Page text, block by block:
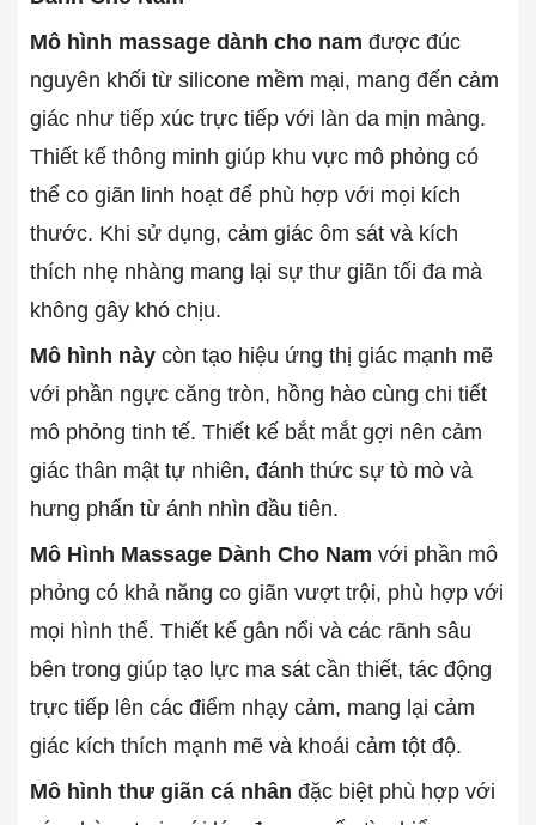
Mô hình massage dành cho nam được đúc
nguyên khối từ silicone mềm mại, mang đến cảm
giác như tiếp xúc trực tiếp với làn da mịn màng.
Thiết kế thông minh giúp khu vực mô phỏng có
thể co giãn linh hoạt để phù hợp với mọi kích
thước. Khi sử dụng, cảm giác ôm sát và kích
thích nhẹ nhàng mang lại sự thư giãn tối đa mà
không gây khó chịu.
Mô hình này còn tạo hiệu ứng thị giác mạnh mẽ
với phần ngực căng tròn, hồng hào cùng chi tiết
mô phỏng tinh tế. Thiết kế bắt mắt gợi nên cảm
giác thân mật tự nhiên, đánh thức sự tò mò và
hưng phấn từ ánh nhìn đầu tiên.
Mô Hình Massage Dành Cho Nam với phần mô
phỏng có khả năng co giãn vượt trội, phù hợp với
mọi hình thể. Thiết kế gân nổi và các rãnh sâu
bên trong giúp tạo lực ma sát cần thiết, tác động
trực tiếp lên các điểm nhạy cảm, mang lại cảm
giác kích thích mạnh mẽ và khoái cảm tột độ.
Mô hình thư giãn cá nhân đặc biệt phù hợp với